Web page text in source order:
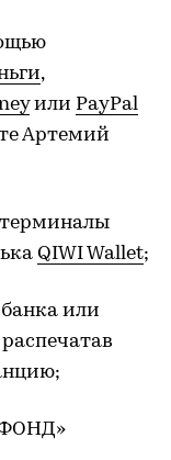
,
или PayPal
Артемий
терминалы
QIWI Wallet;
или